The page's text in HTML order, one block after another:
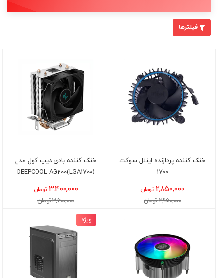
فیلترها
خنک کننده پردازنده اینتل سوکت
1700
2,850,000 تومان
2,950,000 تومان
خنک کننده بادی دیپ کول مدل
DEEPCOOL AG200(LGA1700)
3,400,000 تومان
3,600,000 تومان
ویژه